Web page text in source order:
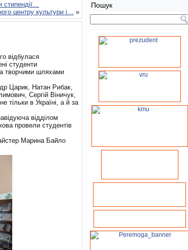
стипендії…
центру культури і… »
відбулася
студенти
творчими шляхами
Царик, Натан Рибак,
Сергій Віничук,
тільки в Україні, а й за
відділом
провели студентів
Марина Байло
Пошук